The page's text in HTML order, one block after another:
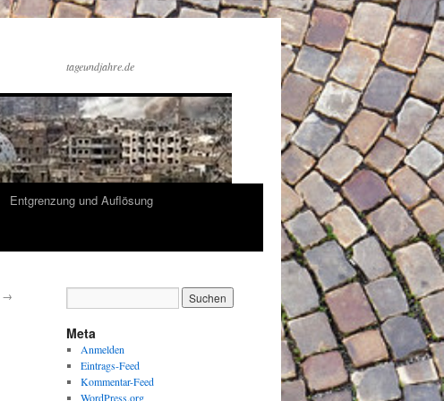
tageundjahre.de
Entgrenzung und Auflösung
→
Meta
Anmelden
Eintrags-Feed
Kommentar-Feed
WordPress.org